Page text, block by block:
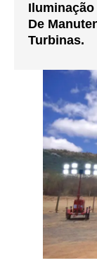
De
Turbinas.